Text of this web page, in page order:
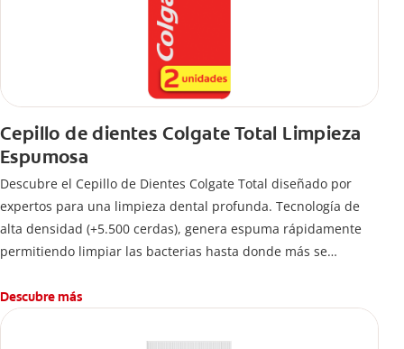
Cepillo de dientes Colgate Total Limpieza
Espumosa
Descubre el Cepillo de Dientes Colgate Total diseñado por
expertos para una limpieza dental profunda. Tecnología de
alta densidad (+5.500 cerdas), genera espuma rápidamente
permitiendo limpiar las bacterias hasta donde más se
Descubre más